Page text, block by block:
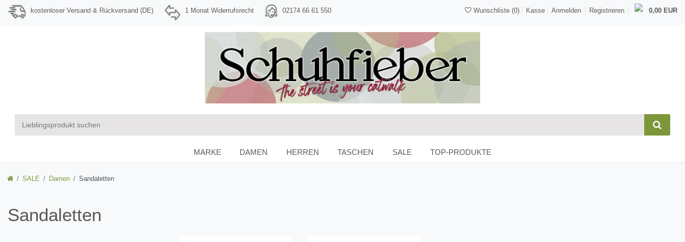
kostenloser Versand & Rückversand (DE) 1 Monat Widerrufsrecht 02174 66 61 550 Wunschliste (0) Kasse Anmelden Registrieren 0,00 EUR
MARKE DAMEN HERREN TASCHEN SALE TOP-PRODUKTE
SALE Damen Sandaletten
Sandaletten